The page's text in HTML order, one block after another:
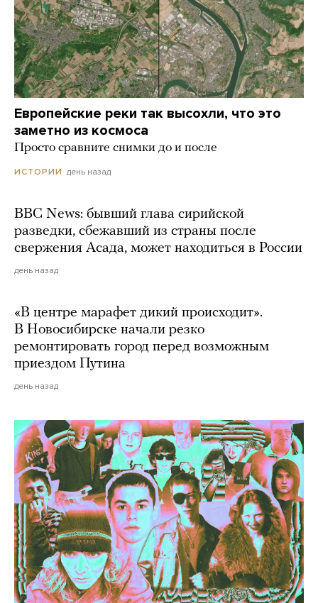
Европейские реки так высохли, что это
заметно из космоса
Просто сравните снимки до и после
ИСТОРИИ день назад
BBC News: бывший глава сирийской
разведки, сбежавший из страны после
свержения Асада, может находиться в России
день назад
«В центре марафет дикий происходит».
В Новосибирске начали резко
ремонтировать город перед возможным
приездом Путина
день назад